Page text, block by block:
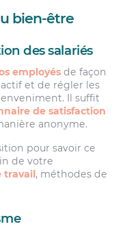
bien-être
des salariés
employés de façon
et de régler les
Il suffit
de satisfaction
anonyme.
pour savoir ce
de votre
travail , méthodes de